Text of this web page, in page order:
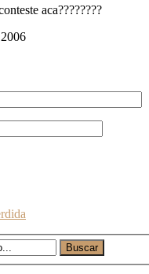
aca????????